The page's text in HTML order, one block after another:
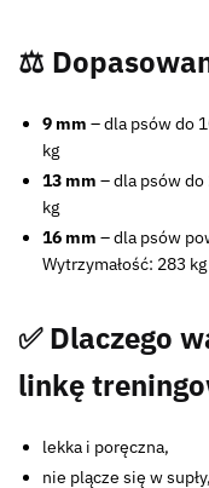
⚖️
9 mm – dla psów do
kg
13 mm – dla psów do
kg
16 mm – dla psów
Wytrzymałość: 283 kg
✅ Dlaczego
linkę
lekka i poręczna,
nie plącze się w supły,